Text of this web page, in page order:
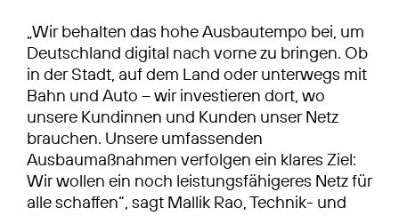
„Wir behalten das hohe Ausbautempo bei, um
Deutschland digital nach vorne zu bringen. Ob
in der Stadt, auf dem Land oder unterwegs mit
Bahn und Auto – wir investieren dort, wo
unsere Kundinnen und Kunden unser Netz
brauchen. Unsere umfassenden
Ausbaumaßnahmen verfolgen ein klares Ziel:
Wir wollen ein noch leistungsfähigeres Netz für
alle schaffen“, sagt Mallik Rao, Technik- und